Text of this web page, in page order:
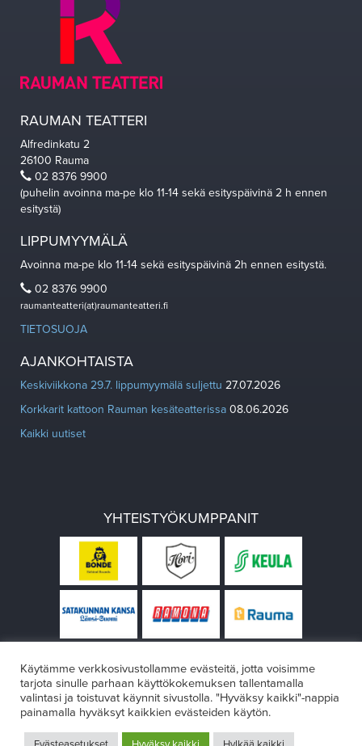
RAUMAN TEATTERI
Alfredinkatu 2
26100 Rauma
02 8376 9900
(puhelin avoinna ma-pe klo 11-14 sekä esityspäivinä 2 h ennen
esitystä)
LIPPUMYYMÄLÄ
Avoinna ma-pe klo 11-14 sekä esityspäivinä 2h ennen esitystä.
02 8376 9900
raumanteatteri(at)raumanteatteri.fi
TIETOSUOJA
AJANKOHTAISTA
Keskiviikkona 29.7. lippumyymälä suljettu 27.07.2026
Korkkarit kattoon Rauman kesäteatterissa 08.06.2026
Kaikki uutiset
YHTEISTYÖKUMPPANIT
Käytämme verkkosivustollamme evästeitä, jotta voisimme
tarjota sinulle parhaan käyttökokemuksen tallentamalla
valintasi ja toistuvat käynnit sivustolla. "Hyväksy kaikki"-nappia
painamalla hyväksyt kaikkien evästeiden käytön.